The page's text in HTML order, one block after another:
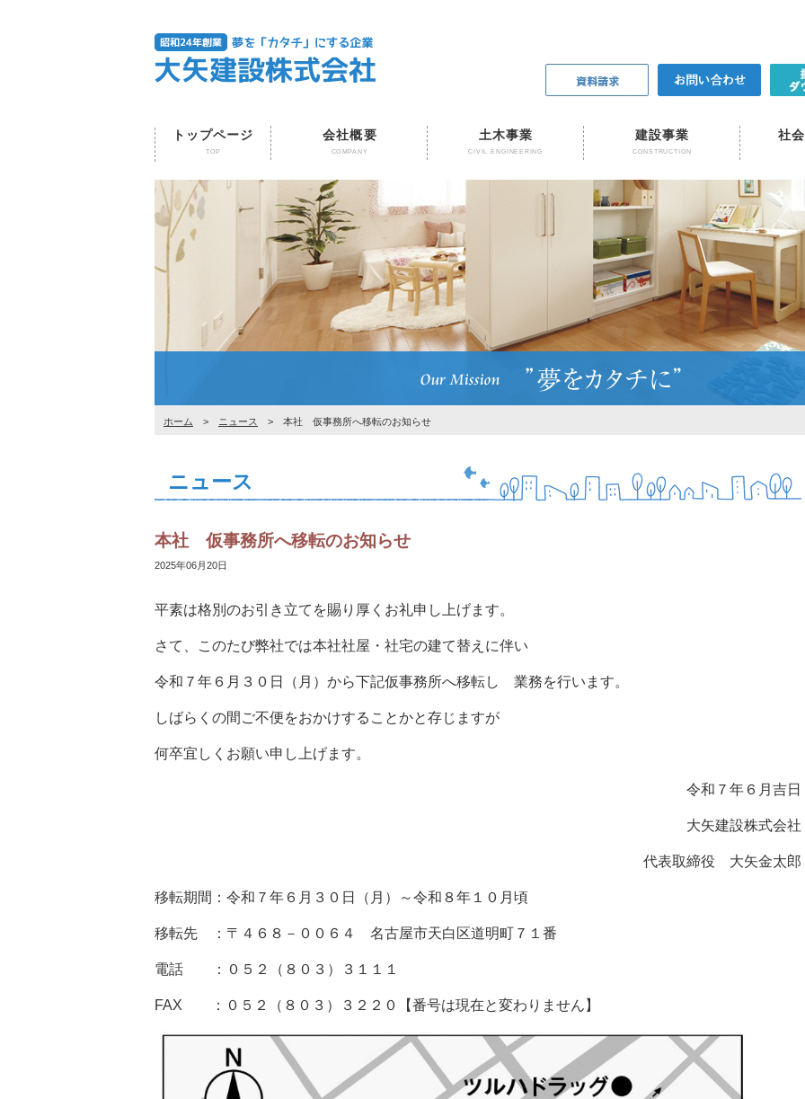
トップページ 会社概要 土木事業 建設事業 社
ホーム > ニュース > 本社 仮事務所へ移転のお知らせ
ニュース
本社 仮事務所へ移転のお知らせ
2025年06月20日
平素は格別のお引き立てを賜り厚くお礼申し上げます。
さて、このたび弊社では本社社屋・社宅の建て替えに伴い
令和７年６月３０日（月）から下記仮事務所へ移転し 業務を行います。
しばらくの間ご不便をおかけすることかと存じますが
何卒宜しくお願い申し上げます。
令和７年６月吉日
大矢建設株式会社
代表取締役 大矢金太郎
移転期間：令和７年６月３０日（月）～令和８年１０月頃
移転先 ：〒４６８－００６４ 名古屋市天白区道明町７１番
電話 ：０５２（８０３）３１１１
FAX ：０５２（８０３）３２２０【番号は現在と変わりません】